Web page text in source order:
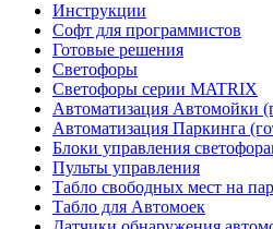
Инструкции
Софт для программистов
Готовые решения
Светофоры
Светофоры серии MATRIX
Автоматизация Автомойки
Автоматизация Паркинга
Блоки управления
Пульты управления
Табло свободных мест на
Табло для Автомоек